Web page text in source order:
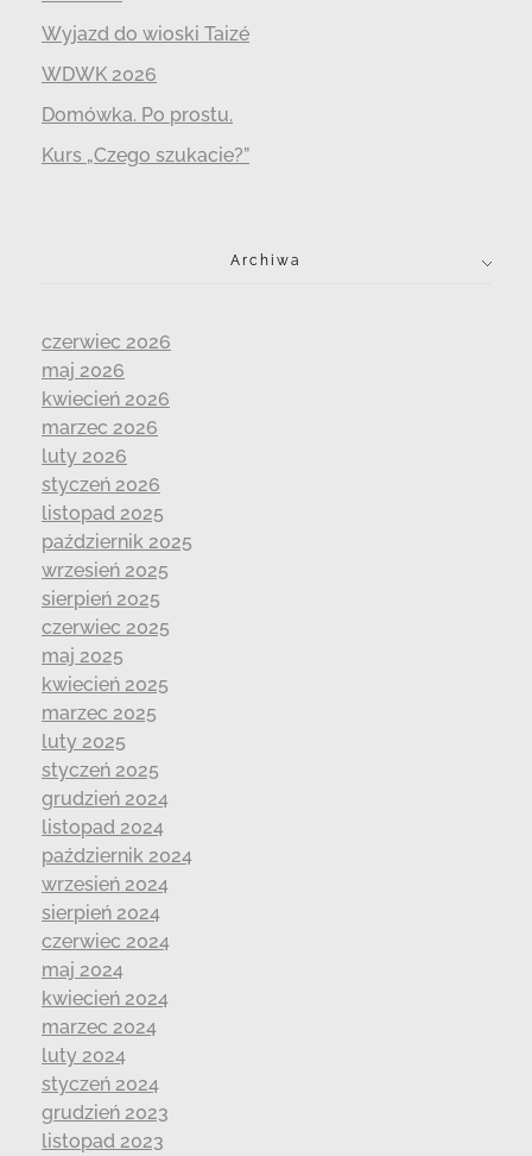
Wyjazd do wioski Taizé
WDWK 2026
Domówka. Po prostu.
Kurs „Czego szukacie?”
Archiwa
czerwiec 2026
maj 2026
kwiecień 2026
marzec 2026
luty 2026
styczeń 2026
listopad 2025
październik 2025
wrzesień 2025
sierpień 2025
czerwiec 2025
maj 2025
kwiecień 2025
marzec 2025
luty 2025
styczeń 2025
grudzień 2024
listopad 2024
październik 2024
wrzesień 2024
sierpień 2024
czerwiec 2024
maj 2024
kwiecień 2024
marzec 2024
luty 2024
styczeń 2024
grudzień 2023
listopad 2023